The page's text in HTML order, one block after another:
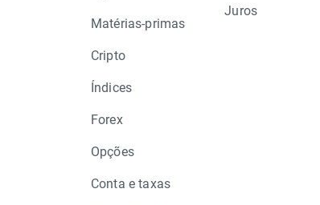
Matérias-primas
Cripto
Índices
Forex
Opções
Conta e taxas
Juros